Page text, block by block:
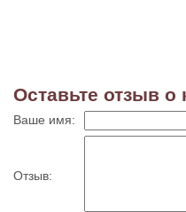
Оставьте отзыв о
Ваше имя:
Отзыв: